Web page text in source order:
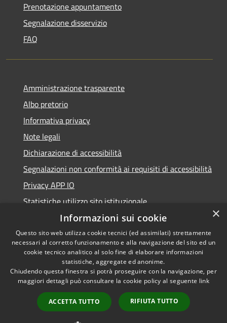
Prenotazione appuntamento
Segnalazione disservizio
FAQ
Amministrazione trasparente
Albo pretorio
Informativa privacy
Note legali
Dichiarazione di accessibilità
Segnalazioni non conformità ai requisiti di accessibilità
Privacy APP IO
Statistiche utilizzo sito istituzionale
Qualità dei Servizi Comunali
RSS
Accessibilità
Copyright © 2023 •
Città di Peschiera
Borromeo •
Powered byMunicipium
×
Informazioni sui cookie
Questo sito web utilizza cookie tecnici (ed assimilati) strettamente
necessari al corretto funzionamento e alla navigazione del sito ed un
cookie tecnico analitico al solo fine di elaborare informazioni
statistiche, aggregate ed anonime.
Chiudendo questa finestra si potrà proseguire con la navigazione, per
maggiori dettagli può consultare la cookie policy al seguente link
ACCETTA TUTTO RIFIUTA TUTTO